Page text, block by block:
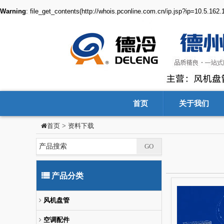
Warning: file_get_contents(http://whois.pconline.com.cn/
首页 关于我们
首页 > 资料下载
产品分类
风机盘管
空调配件